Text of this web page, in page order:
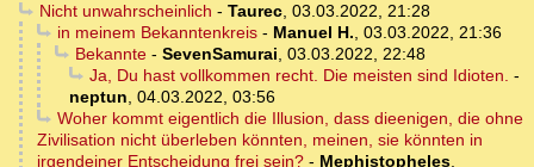
Nicht unwahrscheinlich - Taurec, 03.03.2022, 21:28
in meinem Bekanntenkreis- Manuel H., 03.03.2022, 21:36
Bekannte- SevenSamurai, 03.03.2022, 22:48
Ja, Du hast vollkommen recht. Die meisten sind Idioten. -
neptun, 04.03.2022, 03:56
Woher kommt eigentlich die Illusion, dass dieenigen, die ohne
Zivilisation nicht überleben könnten, meinen, sie könnten in
irgendeiner Entscheidung frei sein? - Mephistopheles,